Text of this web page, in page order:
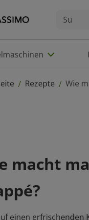
/ Rezepte / Wie
macht
einen erfrischenden